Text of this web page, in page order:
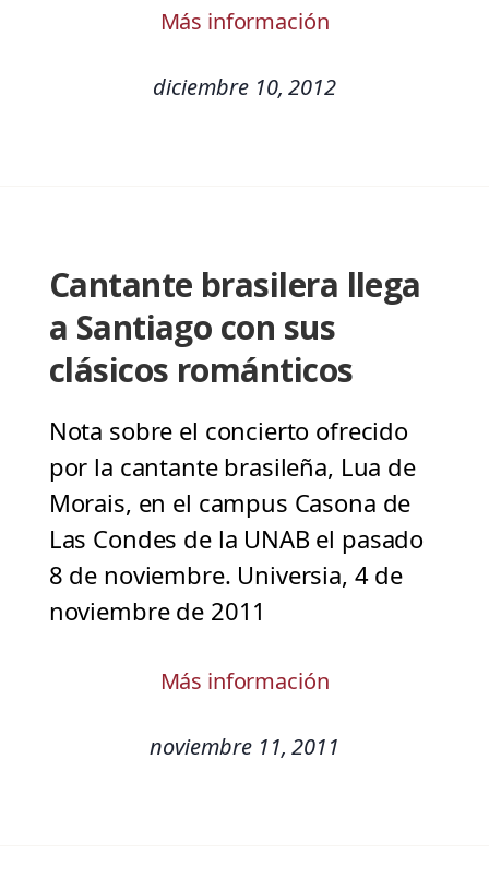
Más información
diciembre 10, 2012
Cantante brasilera llega
a Santiago con sus
clásicos románticos
Nota sobre el concierto ofrecido
por la cantante brasileña, Lua de
Morais, en el campus Casona de
Las Condes de la UNAB el pasado
8 de noviembre. Universia, 4 de
noviembre de 2011
Más información
noviembre 11, 2011